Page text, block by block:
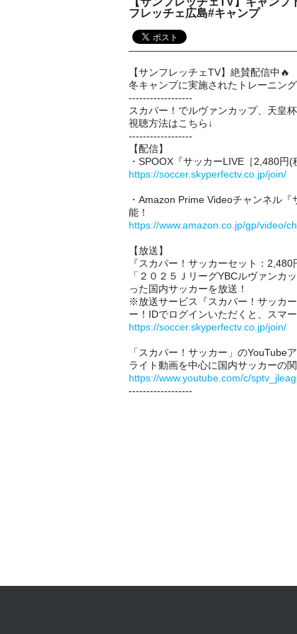
フレッチェ広島#キャンプ
【サンフレッチェTV】絶賛配信中🔥
冬キャンプに実施されたトレーニン
------------------
スカパー！でルヴァンカップ、天皇
視聴方法はこちら↓
------------------
【配信】
・SPOOX『サッカーLIVE［2,480円
https://soccer.skyperfectv.co.jp/join/
・Amazon Prime Videoチャンネル
能！
https://www.amazon.co.jp/gp/video/
【放送】
『スカパー！サッカーセット：2,480
「２０２５ＪリーグYBCルヴァンカ
った国内サッカーを放送！
※放送サービス『スカパー！サッカ
ー！IDでログインいただくと、スマ
https://soccer.skyperfectv.co.jp/join/
「スカパー！サッカー」のYouTube
ライト動画を中心に国内サッカーの
https://www.youtube.com/c/
------------------